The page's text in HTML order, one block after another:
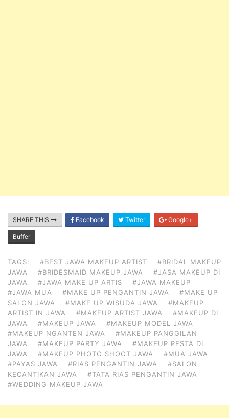
SHARE THIS Facebook Twitter Google+
Buffer
TAGS: #BEST JAWA MAKEUP ARTIST
#BRIDAL MAKEUP
JAWA
#BRIDESMAID MAKEUP JAWA
#JASA MAKEUP DI
JAWA
#JAWA MAKE UP ARTIS
#JAWA MAKEUP
#JAWA MUA
#MAKE UP PENGANTIN JAWA
#MAKE UP
SALON JAWA
#MAKE UP WISUDA JAWA
#MAKEUP
ARTIST IN JAWA
#MAKEUP ARTIST JAWA
#MAKEUP DI
JAWA
#MAKEUP JAWA
#MAKEUP MODEL JAWA
#MAKEUP NGANTEN JAWA
#MAKEUP PANGGILAN
JAWA
#MAKEUP PARTY JAWA
#MAKEUP PESTA DI
JAWA
#MAKEUP PHOTO SHOOT JAWA
#MUA JAWA
#PAYAS JAWA
#RIAS PENGANTIN JAWA
#SALON
KECANTIKAN JAWA
#TATA RIAS PENGANTIN JAWA
#WEDDING MAKEUP JAWA